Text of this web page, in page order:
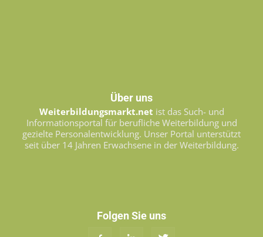
Über uns
Weiterbildungsmarkt.net ist das Such- und
Informationsportal für berufliche Weiterbildung und
gezielte Personalentwicklung. Unser Portal unterstützt
seit über 14 Jahren Erwachsene in der Weiterbildung.
Folgen Sie uns